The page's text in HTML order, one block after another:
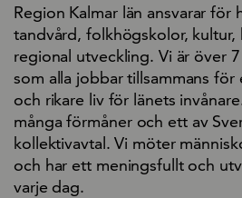
Region Kalmar län ansvarar för
tandvård, folkhögskolor,
regional utveckling. Vi är över
som alla jobbar tillsammans
och rikare liv för länets
många förmåner och ett av
kollektivavtal. Vi möter
och har ett meningsfullt och
varje dag.